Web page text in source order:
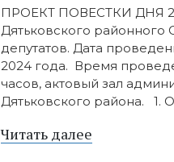
ПРОЕКТ ПОВЕСТКИ ДНЯ
Дятьковского районного
депутатов. Дата
2024 года. Время
часов, актовый зал
Дятьковского района. 1.
Читать далее